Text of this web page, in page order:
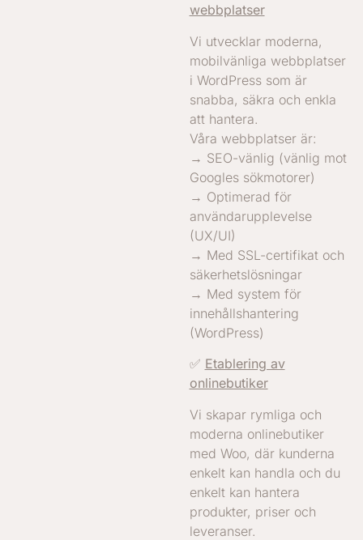
webbplatser
Vi utvecklar moderna,
mobilvänliga webbplatser
i WordPress som är
snabba, säkra och enkla
att hantera.
Våra webbplatser är:
→ SEO-vänlig (vänlig mot
Googles sökmotorer)
→ Optimerad för
användarupplevelse
(UX/UI)
→ Med SSL-certifikat och
säkerhetslösningar
→ Med system för
innehållshantering
(WordPress)
✅ Etablering av
onlinebutiker
Vi skapar rymliga och
moderna onlinebutiker
med Woo, där kunderna
enkelt kan handla och du
enkelt kan hantera
produkter, priser och
leveranser.